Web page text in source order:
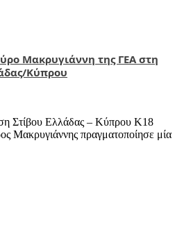
Μακρυγιάννη της ΓΕΑ στη
Κύπρου
Στίβου Ελλάδας – Κύπρου Κ18
Μακρυγιάννης πραγματοποίησε μία